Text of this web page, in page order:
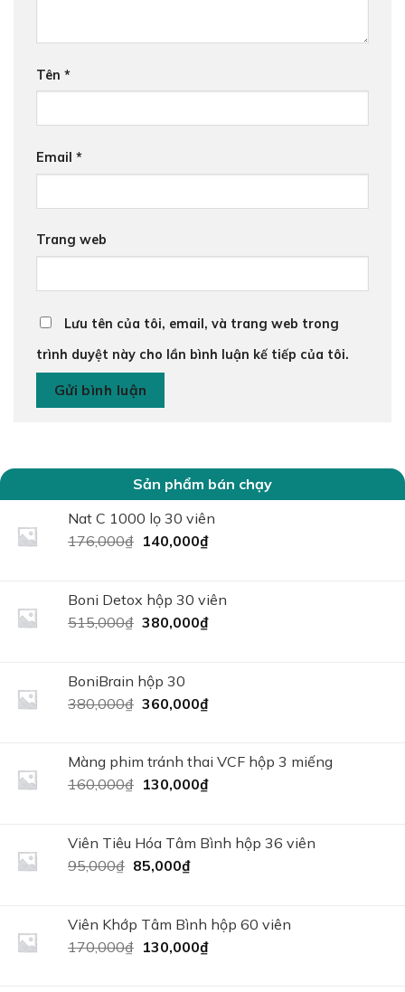
Tên *
Email *
Trang web
Lưu tên của tôi, email, và trang web trong
trình duyệt này cho lần bình luận kế tiếp của tôi.
Sản phẩm bán chạy
Nat C 1000 lọ 30 viên
176,000₫ Giá
176,000₫.
140,000₫Giá
là:
140,000₫.
Boni Detox hộp 30 viên
515,000₫ Giá
515,000₫.
380,000₫Giá
380,000₫.
BoniBrain hộp 30
380,000₫ Giá
380,000₫.
360,000₫Giá
là:
360,000₫.
Màng phim tránh thai VCF hộp 3 miếng
160,000₫ Giá
160,000₫.
130,000₫Giá
là:
Viên Tiêu Hóa Tâm Bình hộp 36 viên
95,000₫ Giá
95,000₫.
85,000₫Giá
là:
85,000₫.
Viên Khớp Tâm Bình hộp 60 viên
170,000₫ Giá
130,000₫Giá